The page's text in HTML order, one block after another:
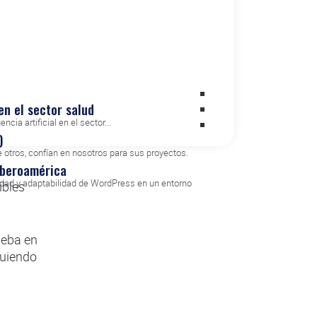
el sector salud
artificial en el sector...
confían en nosotros para sus proyectos.
y adaptabilidad de WordPress en un entorno
de
en